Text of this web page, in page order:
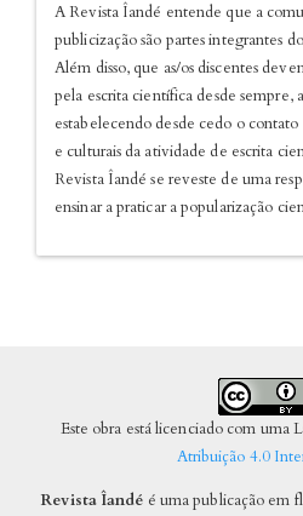
A Revista Îandé entende que a
publicização são partes integrantes
Além disso, que as/os discentes
pela escrita científica desde sempre,
estabelecendo desde cedo o contato
e culturais da atividade de escrita
Revista Îandé se reveste de uma
ensinar a praticar a popularização
Este obra está licenciado com uma
Atribuição 4.0
Revista Îandé é uma publicação em